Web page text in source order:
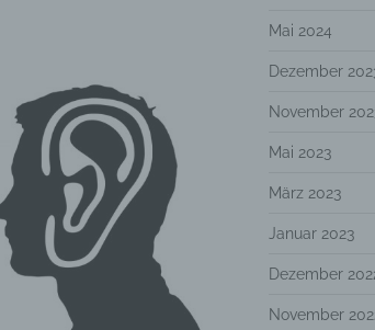
Mai 2024
Dezember
November
Mai 2023
März 2023
Januar 2023
Dezember
November